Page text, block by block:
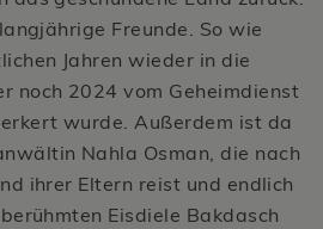
Freunde. So wie
Jahren wieder in die
noch 2024 vom Geheimdienst
wurde. Außerdem ist da
Nahla Osman, die nach
ihrer Eltern reist und endlich
Eisdiele Bakdasch